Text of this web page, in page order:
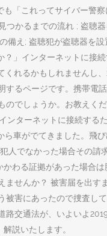
これってサイバー警
かるまでの流れ ; 盗
え; 盗聴犯が盗聴器を
」インターネットに
れるかもしれませんし
るページです。携帯電
でしょうか。お教えく
ターネットに接続す
車がでてきました。飛
なかった場合その請
わる証拠があった場合
せんか？ 被害届を出
害にあったので捜査
通法が、いよいよ
説いたします。